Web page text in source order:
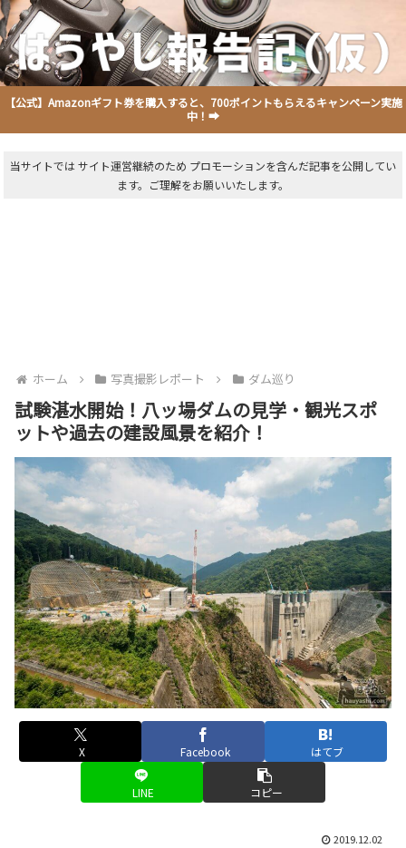
【公式】Amazonギフト券を購入すると、700ポイントもらえるキャンペーン実施
中！➡
当サイトでは サイト運営継続のため プロモーションを含んだ記事を公開してい
ます。ご理解をお願いいたします。
ホーム 写真撮影レポート ダム巡り
試験湛水開始！八ッ場ダムの見学・観光スポ
ットや過去の建設風景を紹介！
X Facebook はてブ
LINE コピー
2019.12.02